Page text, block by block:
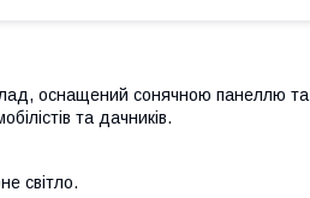
оснащений сонячною панеллю та
та дачників.
світло.